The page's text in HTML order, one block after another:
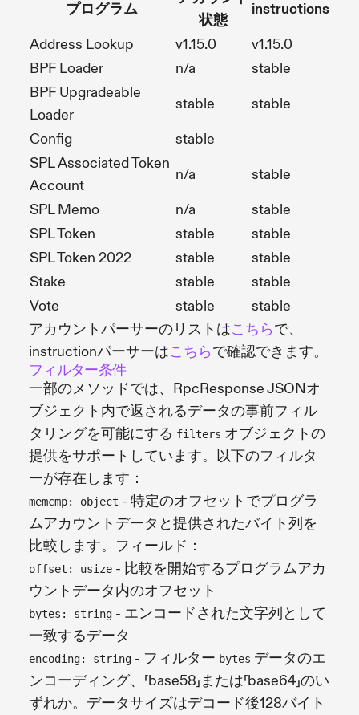
プログラム
状態
instructions
Address Lookup
v1.15.0
v1.15.0
BPF Loader
n/a
stable
BPF Upgradeable
Loader
stable
stable
Config
stable
SPL Associated Token
Account
n/a
stable
SPL Memo
n/a
stable
SPL Token
stable
stable
SPL Token 2022
stable
stable
Stake
stable
stable
Vote
stable
stable
アカウントパーサーのリストはこちらで、
instructionパーサーはこちらで確認できます。
フィルター条件
一部のメソッドでは、RpcResponse JSONオ
ブジェクト内で返されるデータの事前フィル
タリングを可能にする filters オブジェクトの
提供をサポートしています。以下のフィルタ
ーが存在します：
memcmp: object - 特定のオフセットでプログラ
ムアカウントデータと提供されたバイト列を
比較します。フィールド：
offset: usize - 比較を開始するプログラムアカ
ウントデータ内のオフセット
bytes: string - エンコードされた文字列として
一致するデータ
encoding: string - フィルター bytes データのエ
ンコーディング、「base58」または「base64」のい
ずれか。データサイズはデコード後128バイト